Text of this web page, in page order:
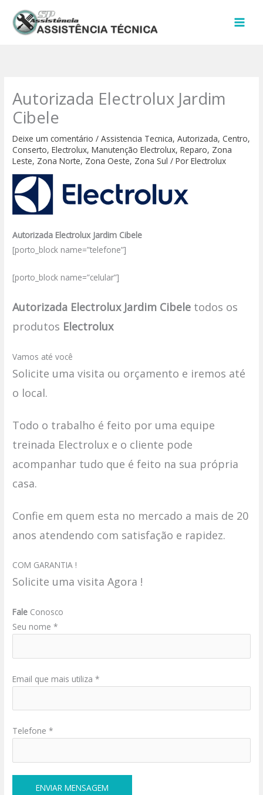
para
Autorizada Electrolux Jardim
Cibele
Deixe um comentário /Assistencia Tecnica,Autorizada,Centro,
Conserto,Electrolux,Manutenção Electrolux,Reparo, Zona
Leste, Zona Norte, Zona Oeste, Zona Sul / PorElectrolux
Autorizada Electrolux Jardim Cibele
[porto_block name=”telefone”]
[porto_block name=”celular”]
Autorizada Electrolux Jardim Cibele todos os
produtos Electrolux
Vamos até você
Solicite uma visita ou orçamento e iremos até
o local.
Todo o trabalho é feito por uma equipe
treinada Electrolux e o cliente pode
acompanhar tudo que é feito na sua própria
casa.
Confie em quem esta no mercado a mais de 20
anos atendendo com satisfação e rapidez.
COM GARANTIA !
Solicite uma visita Agora !
Fale Conosco
Seu nome *
Email que mais utiliza *
Telefone *